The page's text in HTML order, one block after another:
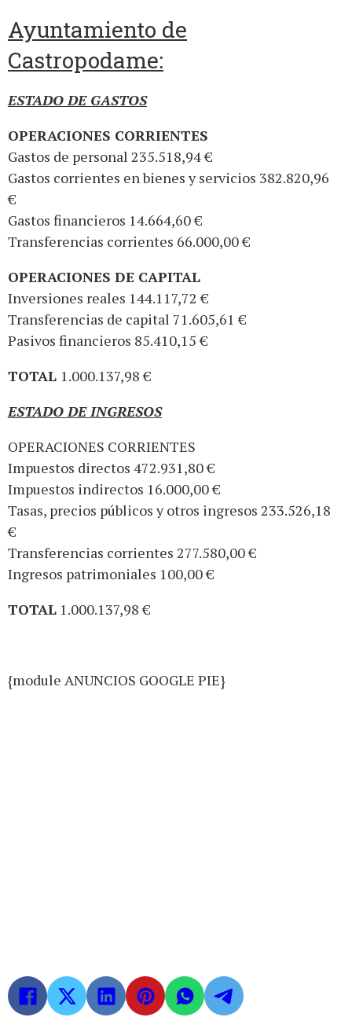
Ayuntamiento de
Castropodame:
ESTADO DE GASTOS
OPERACIONES CORRIENTES
Gastos de personal 235.518,94 €
Gastos corrientes en bienes y servicios 382.820,96
€
Gastos financieros 14.664,60 €
Transferencias corrientes 66.000,00 €
OPERACIONES DE CAPITAL
Inversiones reales 144.117,72 €
Transferencias de capital 71.605,61 €
Pasivos financieros 85.410,15 €
TOTAL 1.000.137,98 €
ESTADO DE INGRESOS
OPERACIONES CORRIENTES
Impuestos directos 472.931,80 €
Impuestos indirectos 16.000,00 €
Tasas, precios públicos y otros ingresos 233.526,18
€
Transferencias corrientes 277.580,00 €
Ingresos patrimoniales 100,00 €
TOTAL 1.000.137,98 €
{module ANUNCIOS GOOGLE PIE}